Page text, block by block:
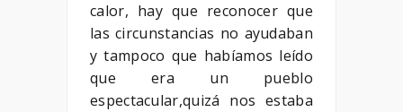
calor, hay que reconocer que
las circunstancias no ayudaban
y tampoco que habíamos leído
que era un pueblo
espectacular,quizá nos estaba